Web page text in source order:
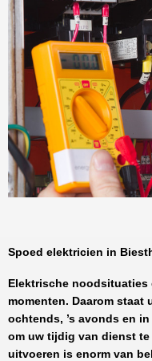
Spoed elektricien in
Elektrische noodsituaties
momenten. Daarom staat
ochtends, ’s avonds en
om uw tijdig van dienst
uitvoeren is enorm van